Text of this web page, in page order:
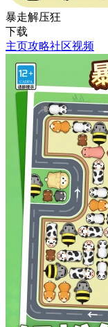
暴走解压狂
下载
主页攻略社区视频